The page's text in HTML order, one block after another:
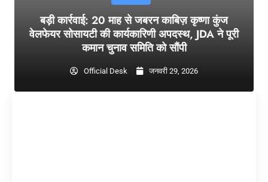
बड़ी कार्रवाई: 20 माह से जबरन काबिज़ कृष्णा कुंज
वेलफेयर सोसायटी की कार्यकारिणी अपदस्थ, JDA ने पूरी
कमान चुनाव समिति को सौंपी
Official Desk जनवरी 29, 2026